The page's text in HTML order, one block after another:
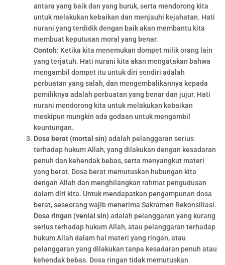
antara yang baik dan yang buruk, serta mendorong kita
untuk melakukan kebaikan dan menjauhi kejahatan. Hati
nurani yang terdidik dengan baik akan membantu kita
membuat keputusan moral yang benar.
Contoh: Ketika kita menemukan dompet milik orang lain
yang terjatuh. Hati nurani kita akan mengatakan bahwa
mengambil dompet itu untuk diri sendiri adalah
perbuatan yang salah, dan mengembalikannya kepada
pemiliknya adalah perbuatan yang benar dan jujur. Hati
nurani mendorong kita untuk melakukan kebaikan
meskipun mungkin ada godaan untuk mengambil
keuntungan.
Dosa berat (mortal sin) adalah pelanggaran serius
terhadap hukum Allah, yang dilakukan dengan kesadaran
penuh dan kehendak bebas, serta menyangkut materi
yang berat. Dosa berat memutuskan hubungan kita
dengan Allah dan menghilangkan rahmat pengudusan
dalam diri kita. Untuk mendapatkan pengampunan dosa
berat, seseorang wajib menerima Sakramen Rekonsiliasi.
Dosa ringan (venial sin) adalah pelanggaran yang kurang
serius terhadap hukum Allah, atau pelanggaran terhadap
hukum Allah dalam hal materi yang ringan, atau
pelanggaran yang dilakukan tanpa kesadaran penuh atau
kehendak bebas. Dosa ringan tidak memutuskan